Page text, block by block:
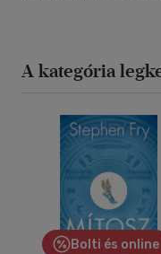
A kategória
Bolti és online